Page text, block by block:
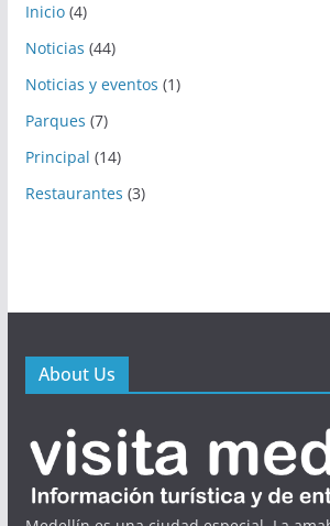
Inicio(4)
Noticias (44)
Noticias y eventos (1)
Parques (7)
Principal (14)
Restaurantes (3)
About Us